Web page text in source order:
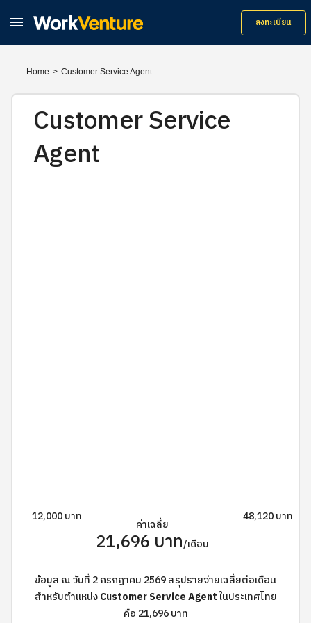
 ลงทะเบียน
Home > Customer Service Agent
Customer Service
Agent
12,000 บาท 48,120 บาท
ค่าเฉลี่ย
21,696 บาท/เดือน
ข้อมูล ณ วันที่ 2 กรกฎาคม 2569 สรุปรายจ่ายเฉลี่ยต่อเดือน
สำหรับตำแหน่งCustomer Service Agentในประเทศไทย
คือ 21,696 บาท